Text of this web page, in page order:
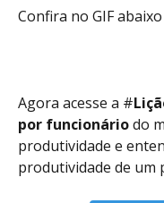
Confira no GIF
Agora acesse a #
por funcionário do
produtividade e
produtividade de um